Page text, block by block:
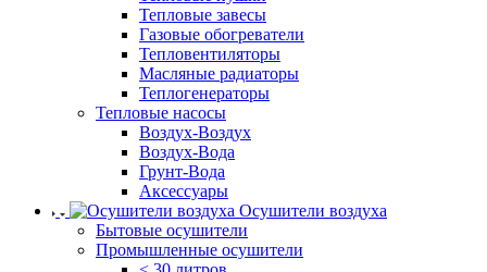
Тепловые завесы
Газовые обогреватели
Тепловентиляторы
Масляные радиаторы
Теплогенераторы
Тепловые насосы
Воздух-Воздух
Воздух-Вода
Грунт-Вода
Аксессуары
Осушители воздуха
Бытовые осушители
Промышленные осушители